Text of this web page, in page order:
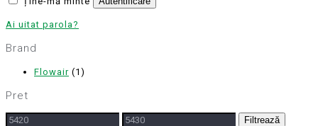
Ai uitat parola?
Brand
Flowair (1)
Pret
Preț Preț Filtrează